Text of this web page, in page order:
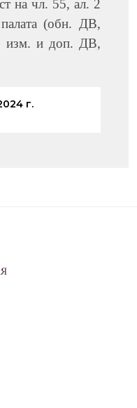
на чл. 55, ал. 2
(обн. ДВ,
изм. и доп. ДВ,
г.